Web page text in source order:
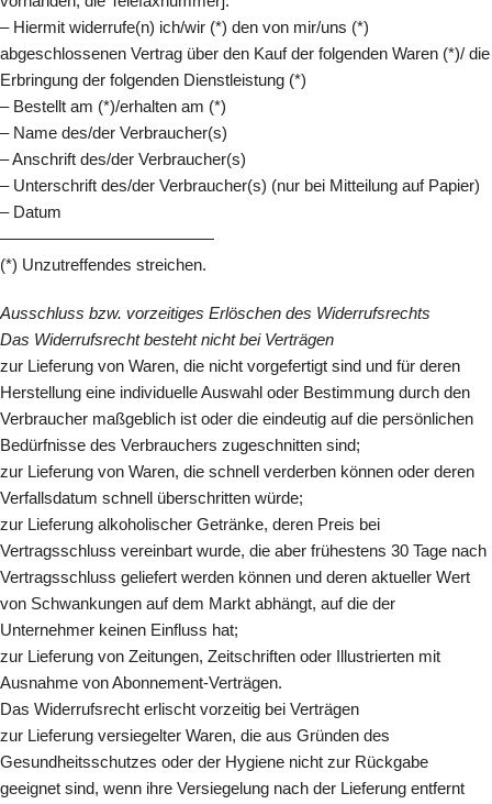
– Hiermit widerrufe(n) ich/wir (*) den von mir/uns (*)
abgeschlossenen Vertrag über den Kauf der folgenden Waren (*)/ die
Erbringung der folgenden Dienstleistung (*)
– Bestellt am (*)/erhalten am (*)
– Name des/der Verbraucher(s)
– Anschrift des/der Verbraucher(s)
– Unterschrift des/der Verbraucher(s) (nur bei Mitteilung auf Papier)
– Datum
—————————————
(*) Unzutreffendes streichen.
Ausschluss bzw. vorzeitiges Erlöschen des Widerrufsrechts
Das Widerrufsrecht besteht nicht bei Verträgen
zur Lieferung von Waren, die nicht vorgefertigt sind und für deren
Herstellung eine individuelle Auswahl oder Bestimmung durch den
Verbraucher maßgeblich ist oder die eindeutig auf die persönlichen
Bedürfnisse des Verbrauchers zugeschnitten sind;
zur Lieferung von Waren, die schnell verderben können oder deren
Verfallsdatum schnell überschritten würde;
zur Lieferung alkoholischer Getränke, deren Preis bei
Vertragsschluss vereinbart wurde, die aber frühestens 30 Tage nach
Vertragsschluss geliefert werden können und deren aktueller Wert
von Schwankungen auf dem Markt abhängt, auf die der
Unternehmer keinen Einfluss hat;
zur Lieferung von Zeitungen, Zeitschriften oder Illustrierten mit
Ausnahme von Abonnement-Verträgen.
Das Widerrufsrecht erlischt vorzeitig bei Verträgen
zur Lieferung versiegelter Waren, die aus Gründen des
Gesundheitsschutzes oder der Hygiene nicht zur Rückgabe
geeignet sind, wenn ihre Versiegelung nach der Lieferung entfernt